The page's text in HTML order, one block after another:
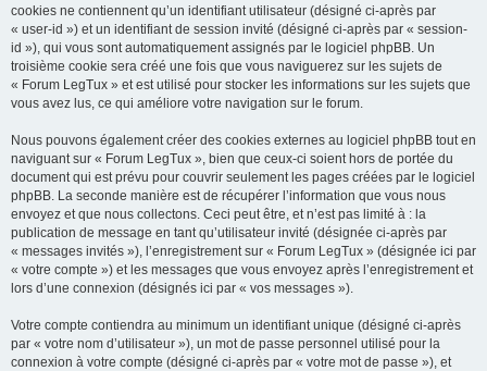
cookies ne contiennent qu’un identifiant utilisateur (désigné ci-après par
« user-id ») et un identifiant de session invité (désigné ci-après par « session-
id »), qui vous sont automatiquement assignés par le logiciel phpBB. Un
troisième cookie sera créé une fois que vous naviguerez sur les sujets de
« Forum LegTux » et est utilisé pour stocker les informations sur les sujets que
vous avez lus, ce qui améliore votre navigation sur le forum.
Nous pouvons également créer des cookies externes au logiciel phpBB tout en
naviguant sur « Forum LegTux », bien que ceux-ci soient hors de portée du
document qui est prévu pour couvrir seulement les pages créées par le logiciel
phpBB. La seconde manière est de récupérer l’information que vous nous
envoyez et que nous collectons. Ceci peut être, et n’est pas limité à : la
publication de message en tant qu’utilisateur invité (désignée ci-après par
« messages invités »), l’enregistrement sur « Forum LegTux » (désignée ici par
« votre compte ») et les messages que vous envoyez après l’enregistrement et
lors d’une connexion (désignés ici par « vos messages »).
Votre compte contiendra au minimum un identifiant unique (désigné ci-après
par « votre nom d’utilisateur »), un mot de passe personnel utilisé pour la
connexion à votre compte (désigné ci-après par « votre mot de passe »), et